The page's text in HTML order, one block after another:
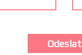
Odeslat